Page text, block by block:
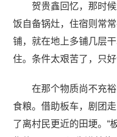
贺贵鑫回忆，那时
饭自备锅灶，住宿则常
铺，就在地上多铺几层
住。条件太艰苦了，只
在那个物质尚不充
食粮。借助板车，剧团
了离村民更近的田埂。“